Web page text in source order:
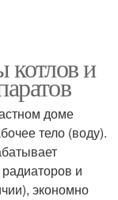
котлов и
доме
тело (воду).
и
экономно